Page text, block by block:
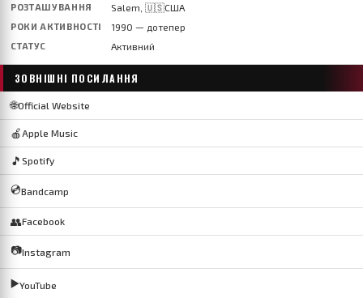
РОЗТАШУВАННЯ Salem, 🇺🇸США
РОКИ АКТИВНОСТІ 1990 — дотепер
СТАТУС Активний
ЗОВНІШНІ ПОСИЛАННЯ
🌐Official Website
🍎 Apple Music
🎵 Spotify
💿Bandcamp
👥Facebook
📷Instagram
▶️YouTube